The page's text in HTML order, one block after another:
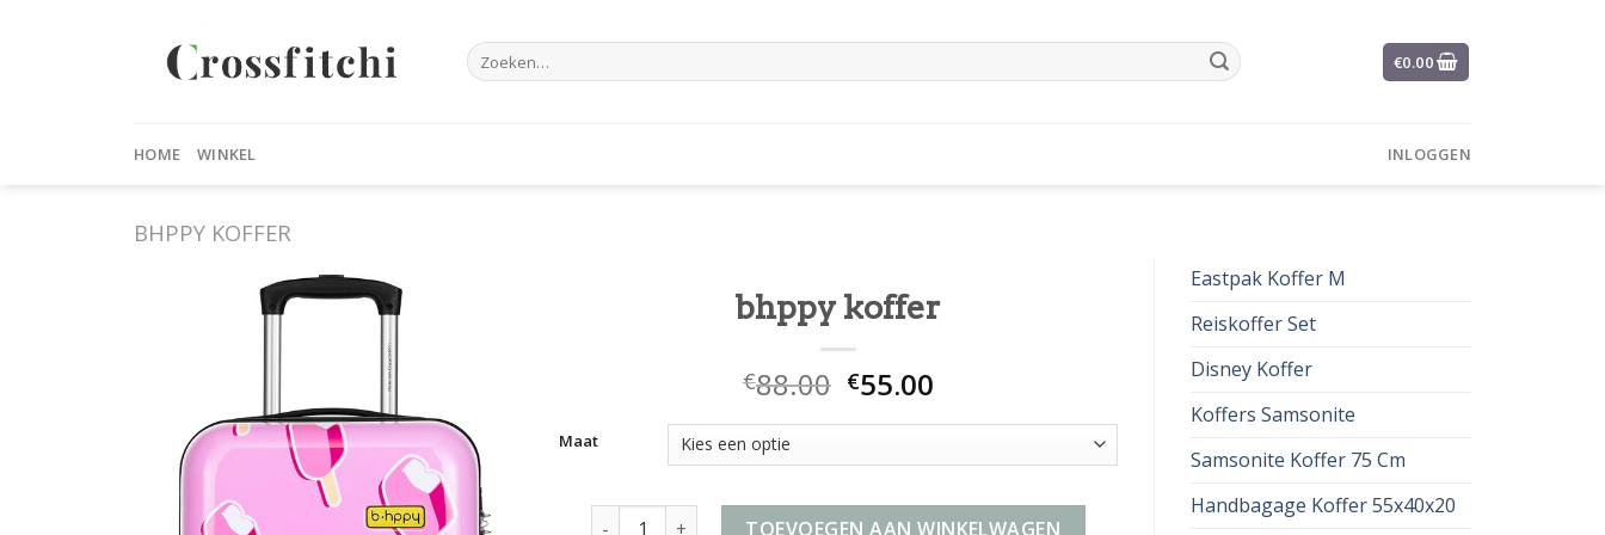
Zoeken
naar:
€0.00
HOME WINKEL INLOGGEN
BHPPY KOFFER
Eastpak Koffer M
Reiskoffer Set
Disney Koffer
Koffers Samsonite
Samsonite Koffer 75 Cm
Handbagage Koffer 55x40x20
bhppy koffer
€88.00 €55.00
Maat
bhppy koffer aantalTOEVOEGEN AAN WINKELWAGEN